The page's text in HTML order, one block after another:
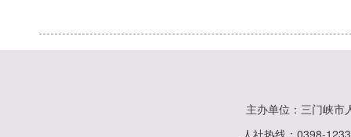
主办单位：三门峡
人社热线：0398-